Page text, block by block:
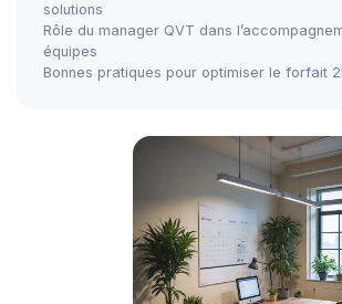
solutions
Rôle du manager QVT dans
équipes
Bonnes pratiques pour optimiser le forfait